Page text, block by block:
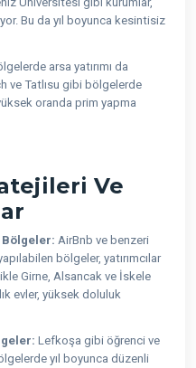
Bu da yıl boyunca kesintisiz
arsa yatırımı da
ve Tatlısu gibi bölgelerde
oranda prim yapma
Ve
Bölgeler: AirBnb ve benzeri
bölgeler, yatırımcılar
Girne, Alsancak ve İskele
evler, yüksek doluluk
Lefkoşa gibi öğrenci ve
yıl boyunca düzenli